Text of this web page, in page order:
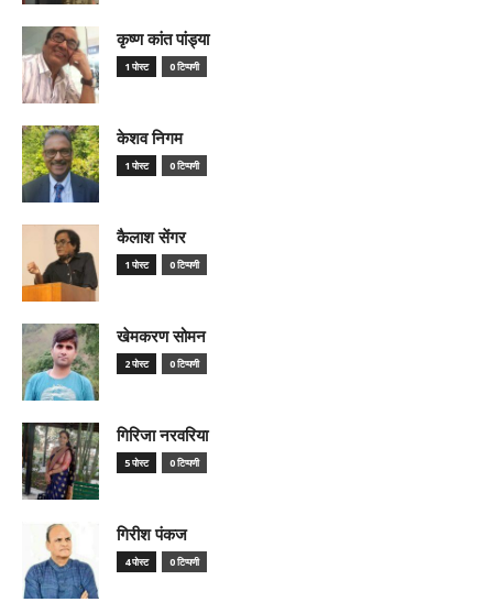
कृष्ण कांत पांड्या
1 पोस्ट 0 टिप्पणी
केशव निगम
1 पोस्ट 0 टिप्पणी
कैलाश सेंगर
1 पोस्ट 0 टिप्पणी
खेमकरण सोमन
2 पोस्ट 0 टिप्पणी
गिरिजा नरवरिया
5 पोस्ट 0 टिप्पणी
गिरीश पंकज
4 पोस्ट 0 टिप्पणी